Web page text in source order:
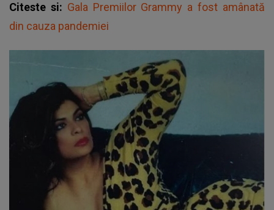
Citeste si: Gala Premiilor Grammy a fost amânată
din cauza pandemiei